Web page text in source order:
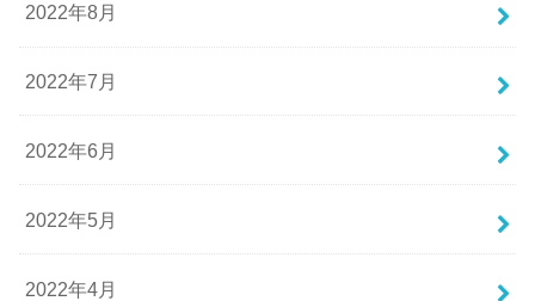
2022年8月
2022年7月
2022年6月
2022年5月
2022年4月